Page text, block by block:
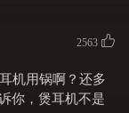
he shows
力
dreaming out
2563
机用锅啊？还多
你，煲耳机不是